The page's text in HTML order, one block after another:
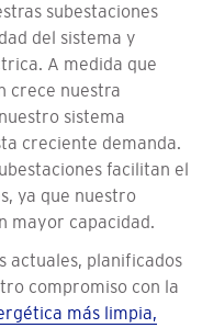
subestaciones
del sistema y
A medida que
crece nuestra
sistema
creciente demanda.
facilitan el
ya que nuestro
mayor capacidad.
actuales, planificados
compromiso con la
más limpia,